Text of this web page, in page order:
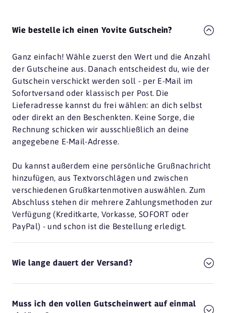
Wie bestelle ich einen Yovite Gutschein?
Ganz einfach! Wähle zuerst den Wert und die Anzahl
der Gutscheine aus. Danach entscheidest du, wie der
Gutschein verschickt werden soll - per E-Mail im
Sofortversand oder klassisch per Post. Die
Lieferadresse kannst du frei wählen: an dich selbst
oder direkt an den Beschenkten. Keine Sorge, die
Rechnung schicken wir ausschließlich an deine
angegebene E-Mail-Adresse.
Du kannst außerdem eine persönliche Grußnachricht
hinzufügen, aus Textvorschlägen und zwischen
verschiedenen Grußkartenmotiven auswählen. Zum
Abschluss stehen dir mehrere Zahlungsmethoden zur
Verfügung (Kreditkarte, Vorkasse, SOFORT oder
PayPal) - und schon ist die Bestellung erledigt.
Wie lange dauert der Versand?
Muss ich den vollen Gutscheinwert auf einmal